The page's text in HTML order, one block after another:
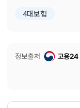
4대보험
정보출처